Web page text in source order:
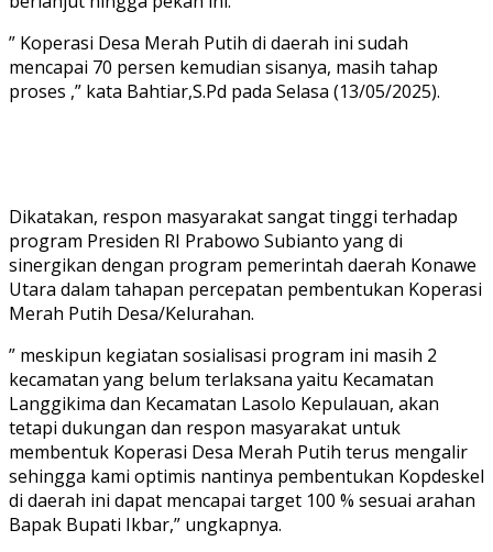
” Koperasi Desa Merah Putih di daerah ini sudah
mencapai 70 persen kemudian sisanya, masih tahap
proses ,” kata Bahtiar,S.Pd pada Selasa (13/05/2025).
Dikatakan, respon masyarakat sangat tinggi terhadap
program Presiden RI Prabowo Subianto yang di
sinergikan dengan program pemerintah daerah Konawe
Utara dalam tahapan percepatan pembentukan Koperasi
Merah Putih Desa/Kelurahan.
” meskipun kegiatan sosialisasi program ini masih 2
kecamatan yang belum terlaksana yaitu Kecamatan
Langgikima dan Kecamatan Lasolo Kepulauan, akan
tetapi dukungan dan respon masyarakat untuk
membentuk Koperasi Desa Merah Putih terus mengalir
sehingga kami optimis nantinya pembentukan Kopdeskel
di daerah ini dapat mencapai target 100 % sesuai arahan
Bapak Bupati Ikbar,” ungkapnya.